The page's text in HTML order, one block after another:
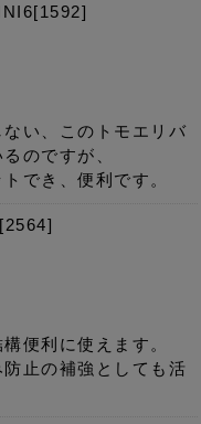
い、このトモエリバ
のですが、
でき、便利です。
便利に使えます。
止の補強としても活